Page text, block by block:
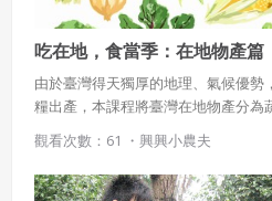
吃在地，食當季：在地物產篇
由於臺灣得天獨厚的地理、氣候優
糧出產，本課程將臺灣在地物產分為
類，一一介紹各種物產的產季、產地
或食用方式。
觀看次數：61 ・ 興興小農夫